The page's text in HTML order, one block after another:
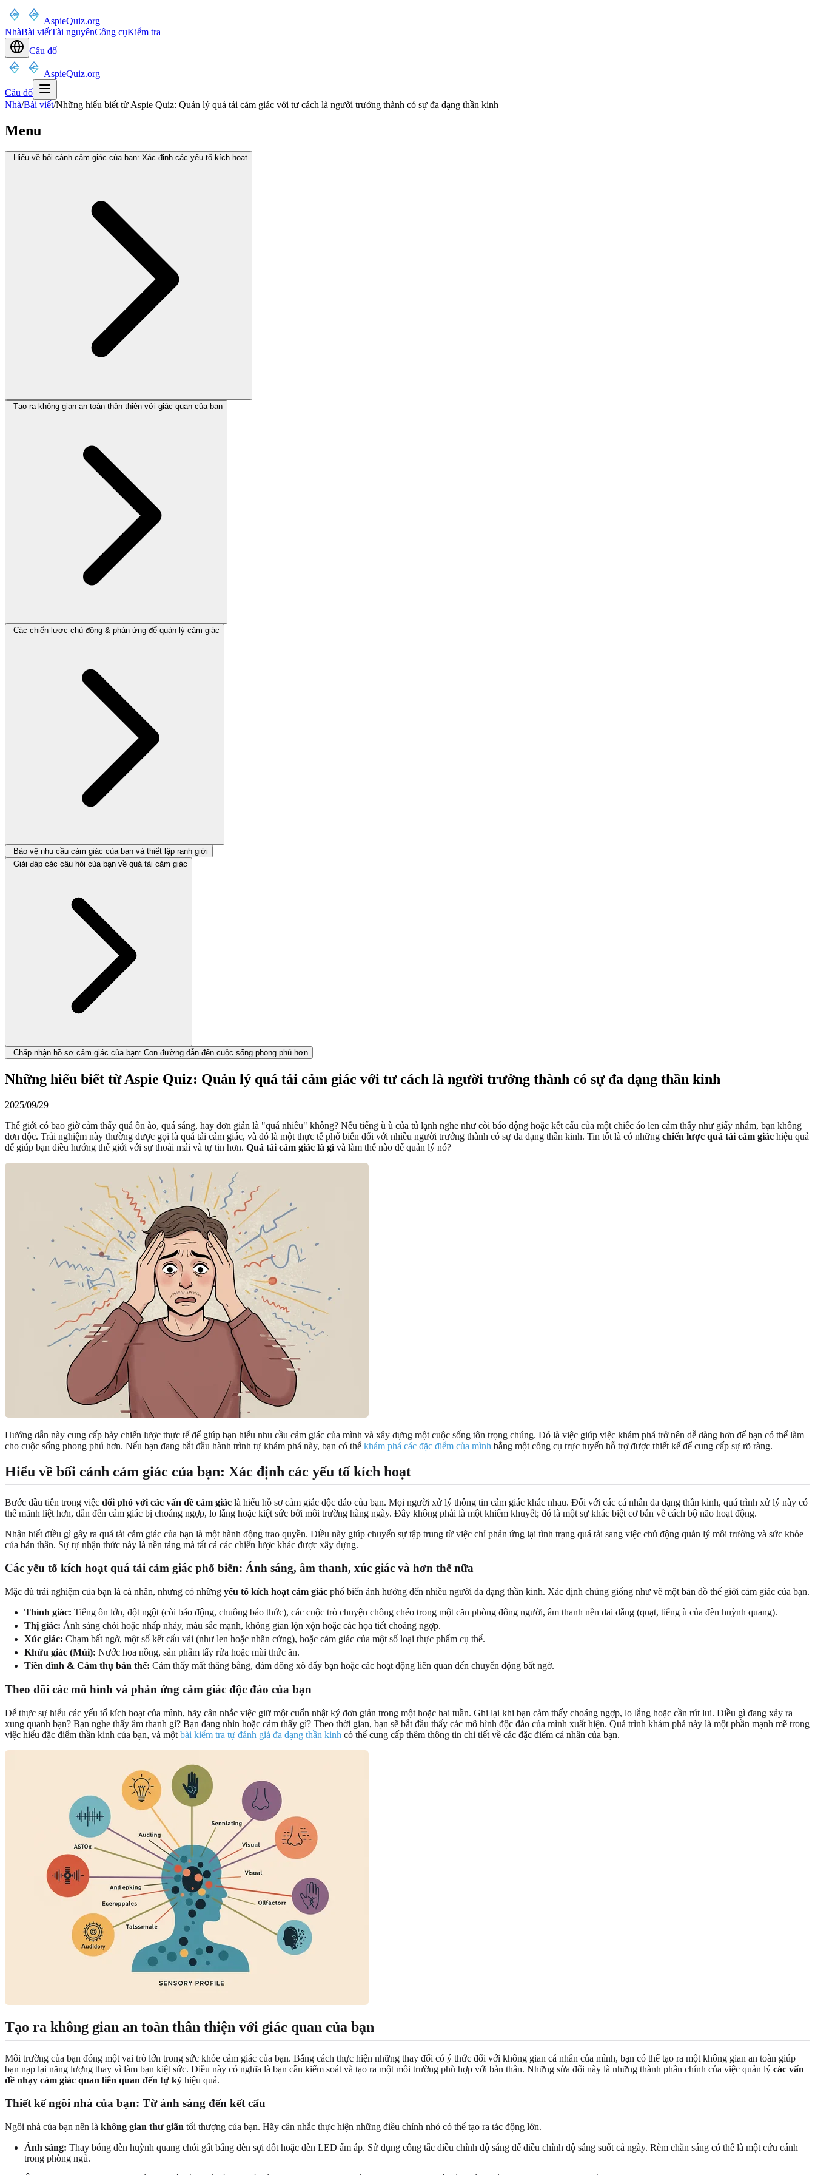
AspieQuiz.org
NhàBài viếtTài nguyênCông cụKiểm tra
Câu đố
AspieQuiz.org
Câu đố
Nhà/Bài viết/Những hiểu biết từ Aspie Quiz: Quản lý quá tải cảm giác với tư cách là người trưởng thành có sự đa dạng thần kinh
Menu
Hiểu về bối cảnh cảm giác của bạn: Xác định các yếu tố kích hoạt
Tạo ra không gian an toàn thân thiện với giác quan của bạn
Các chiến lược chủ động & phản ứng để quản lý cảm giác
Bảo vệ nhu cầu cảm giác của bạn và thiết lập ranh giới
Giải đáp các câu hỏi của bạn về quá tải cảm giác
Chấp nhận hồ sơ cảm giác của bạn: Con đường dẫn đến cuộc sống phong phú hơn
Những hiểu biết từ Aspie Quiz: Quản lý quá tải cảm giác với tư cách là người trưởng thành có sự đa dạng thần kinh
2025/09/29
Thế giới có bao giờ cảm thấy quá ồn ào, quá sáng, hay đơn giản là "quá nhiều" không? Nếu tiếng ù ù của tủ lạnh nghe như còi báo động hoặc kết cấu của một chiếc áo len cảm thấy như giấy nhám, bạn không
đơn độc. Trải nghiệm này thường được gọi là quá tải cảm giác, và đó là một thực tế phổ biến đối với nhiều người trưởng thành có sự đa dạng thần kinh. Tin tốt là có những chiến lược quá tải cảm giác hiệu quả
để giúp bạn điều hướng thế giới với sự thoải mái và tự tin hơn. Quá tải cảm giác là gì và làm thế nào để quản lý nó?
Hướng dẫn này cung cấp bảy chiến lược thực tế để giúp bạn hiểu nhu cầu cảm giác của mình và xây dựng một cuộc sống tôn trọng chúng. Đó là việc giúp việc khám phá trở nên dễ dàng hơn để bạn có thể làm
cho cuộc sống phong phú hơn. Nếu bạn đang bắt đầu hành trình tự khám phá này, bạn có thể khám phá các đặc điểm của mình bằng một công cụ trực tuyến hỗ trợ được thiết kế để cung cấp sự rõ ràng.
Hiểu về bối cảnh cảm giác của bạn: Xác định các yếu tố kích hoạt
Bước đầu tiên trong việc đối phó với các vấn đề cảm giác là hiểu hồ sơ cảm giác độc đáo của bạn. Mọi người xử lý thông tin cảm giác khác nhau. Đối với các cá nhân đa dạng thần kinh, quá trình xử lý này có
thể mãnh liệt hơn, dẫn đến cảm giác bị choáng ngợp, lo lắng hoặc kiệt sức bởi môi trường hàng ngày. Đây không phải là một khiếm khuyết; đó là một sự khác biệt cơ bản về cách bộ não hoạt động.
Nhận biết điều gì gây ra quá tải cảm giác của bạn là một hành động trao quyền. Điều này giúp chuyển sự tập trung từ việc chỉ phản ứng lại tình trạng quá tải sang việc chủ động quản lý môi trường và sức khỏe
của bản thân. Sự tự nhận thức này là nền tảng mà tất cả các chiến lược khác được xây dựng.
Các yếu tố kích hoạt quá tải cảm giác phổ biến: Ánh sáng, âm thanh, xúc giác và hơn thế nữa
Mặc dù trải nghiệm của bạn là cá nhân, nhưng có những yếu tố kích hoạt cảm giác phổ biến ảnh hưởng đến nhiều người đa dạng thần kinh. Xác định chúng giống như vẽ một bản đồ thế giới cảm giác của bạn.
Thính giác: Tiếng ồn lớn, đột ngột (còi báo động, chuông báo thức), các cuộc trò chuyện chồng chéo trong một căn phòng đông người, âm thanh nền dai dẳng (quạt, tiếng ù của đèn huỳnh quang).
Thị giác: Ánh sáng chói hoặc nhấp nháy, màu sắc mạnh, không gian lộn xộn hoặc các họa tiết choáng ngợp.
Xúc giác: Chạm bất ngờ, một số kết cấu vải (như len hoặc nhãn cứng), hoặc cảm giác của một số loại thực phẩm cụ thể.
Khứu giác (Mùi): Nước hoa nồng, sản phẩm tẩy rửa hoặc mùi thức ăn.
Tiền đình & Cảm thụ bản thể: Cảm thấy mất thăng bằng, đám đông xô đẩy bạn hoặc các hoạt động liên quan đến chuyển động bất ngờ.
Theo dõi các mô hình và phản ứng cảm giác độc đáo của bạn
Để thực sự hiểu các yếu tố kích hoạt của mình, hãy cân nhắc việc giữ một cuốn nhật ký đơn giản trong một hoặc hai tuần. Ghi lại khi bạn cảm thấy choáng ngợp, lo lắng hoặc cần rút lui. Điều gì đang xảy ra
xung quanh bạn? Bạn nghe thấy âm thanh gì? Bạn đang nhìn hoặc cảm thấy gì? Theo thời gian, bạn sẽ bắt đầu thấy các mô hình độc đáo của mình xuất hiện. Quá trình khám phá này là một phần mạnh mẽ trong
việc hiểu đặc điểm thần kinh của bạn, và một bài kiểm tra tự đánh giá đa dạng thần kinh có thể cung cấp thêm thông tin chi tiết về các đặc điểm cá nhân của bạn.
Tạo ra không gian an toàn thân thiện với giác quan của bạn
Môi trường của bạn đóng một vai trò lớn trong sức khỏe cảm giác của bạn. Bằng cách thực hiện những thay đổi có ý thức đối với không gian cá nhân của mình, bạn có thể tạo ra một không gian an toàn giúp
bạn nạp lại năng lượng thay vì làm bạn kiệt sức. Điều này có nghĩa là bạn cần kiểm soát và tạo ra một môi trường phù hợp với bản thân. Những sửa đổi này là những thành phần chính của việc quản lý các vấn
đề nhạy cảm giác quan liên quan đến tự kỷ hiệu quả.
Thiết kế ngôi nhà của bạn: Từ ánh sáng đến kết cấu
Ngôi nhà của bạn nên là không gian thư giãn tối thượng của bạn. Hãy cân nhắc thực hiện những điều chỉnh nhỏ có thể tạo ra tác động lớn.
Ánh sáng: Thay bóng đèn huỳnh quang chói gắt bằng đèn sợi đốt hoặc đèn LED ấm áp. Sử dụng công tắc điều chỉnh độ sáng để điều chỉnh độ sáng suốt cả ngày. Rèm chắn sáng có thể là một cứu cánh
trong phòng ngủ.